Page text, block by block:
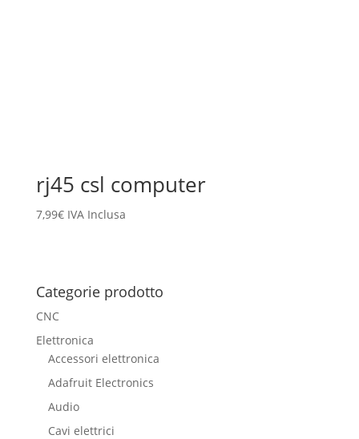
rj45 csl computer
7,99€ IVA Inclusa
Categorie prodotto
CNC
Elettronica
Accessori elettronica
Adafruit Electronics
Audio
Cavi elettrici